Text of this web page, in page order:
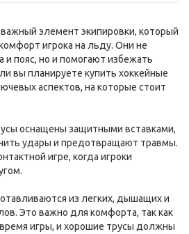
элемент экипировки, который
игрока на льду. Они не
пояс, но и помогают избежать
вы планируете купить хоккейные
аспектов, на которые стоит
оснащены защитными вставками,
удары и предотвращают травмы.
игре, когда игроки
из легких, дышащих и
Это важно для комфорта, так как
игры, и хорошие трусы должны